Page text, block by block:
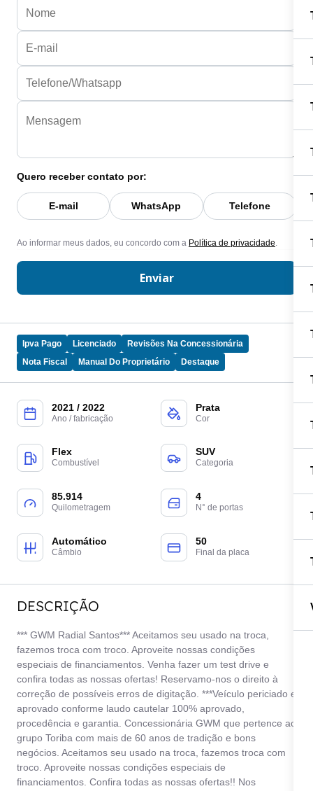
Ipva Pago Licenciado
Revisões Na Concessionária
Nota Fiscal
Manual Do Proprietário Destaque
2021 / 2022
Ano / fabricação
Prata
Cor
Flex
Combustível
SUV
Categoria
85.914
Quilometragem
4
N° de portas
Automático
Câmbio
50
Final da placa
DESCRIÇÃO
*** GWM Radial Santos*** Aceitamos seu usado na troca,
fazemos troca com troco. Aproveite nossas condições
especiais de financiamentos. Venha fazer um test drive e
confira todas as nossas ofertas! Reservamo-nos o direito à
correção de possíveis erros de digitação. ***Veículo periciado e
aprovado conforme laudo cautelar 100% aprovado,
procedência e garantia. Concessionária GWM que pertence ao
grupo Toriba com mais de 60 anos de tradição e bons
negócios. Aceitamos seu usado na troca, fazemos troca com
troco. Aproveite nossas condições especiais de
financiamentos. Confira todas as nossas ofertas!! Nos
Quero receber contato por:
E-mail WhatsApp Telefone
Ao informar meus dados, eu concordo com a Política de privacidade
Enviar